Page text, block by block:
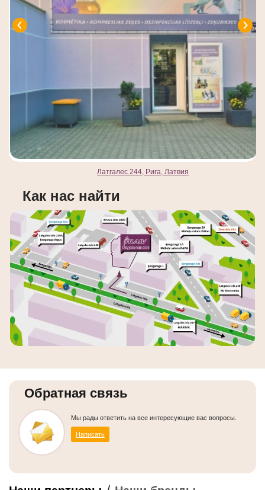
Латгалес 244, Рига, Латвия
Как нас найти
Обратная связь
Мы рады ответить на все интересующие вас вопросы.
Написать